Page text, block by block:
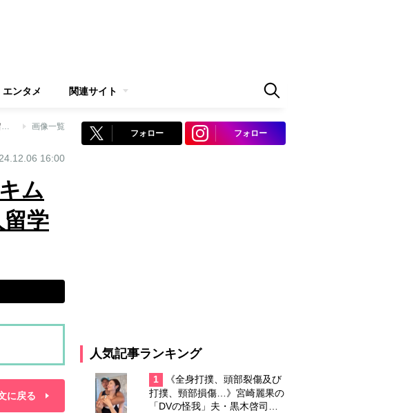
エンタメ 関連サイト
白菜の高騰に悲鳴も！韓国冬の風物詩“キムチ作り”「キムジャン」を50代の日本人留学生ライターが体験レポート 画像一覧
16:00
ム
学
に戻る
フォロー フォロー
人気記事ランキング
1
《全身打撲、頭部裂傷及び
打撲、頸部損傷…》宮崎麗果の
「DVの怪我」夫・黒木啓司の